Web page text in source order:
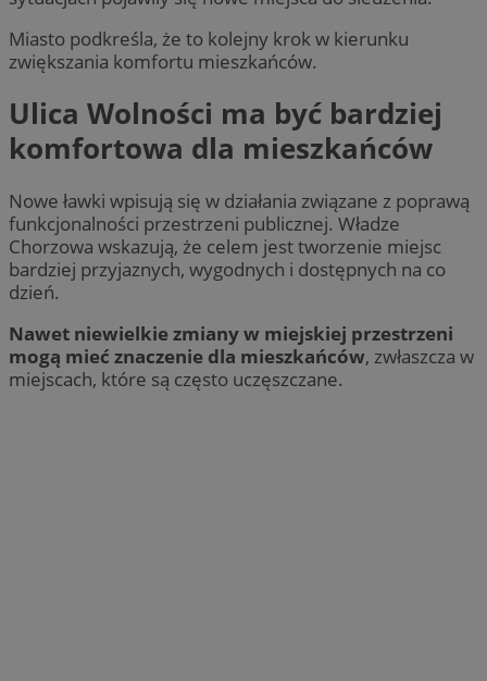
Miasto podkreśla, że to kolejny krok w kierunku
zwiększania komfortu mieszkańców.
Ulica Wolności ma być bardziej
komfortowa dla mieszkańców
Nowe ławki wpisują się w działania związane z poprawą
funkcjonalności przestrzeni publicznej. Władze
Chorzowa wskazują, że celem jest tworzenie miejsc
bardziej przyjaznych, wygodnych i dostępnych na co
dzień.
Nawet niewielkie zmiany w miejskiej przestrzeni
mogą mieć znaczenie dla mieszkańców, zwłaszcza w
miejscach, które są często uczęszczane.